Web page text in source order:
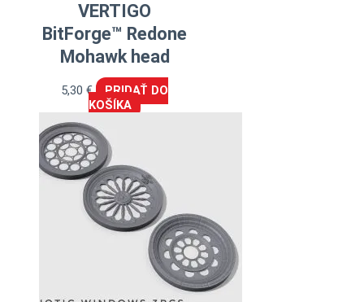
VERTIGO
BitForge™ Redone
Mohawk head
5,30€
PRIDAŤ DO
KOŠÍKA